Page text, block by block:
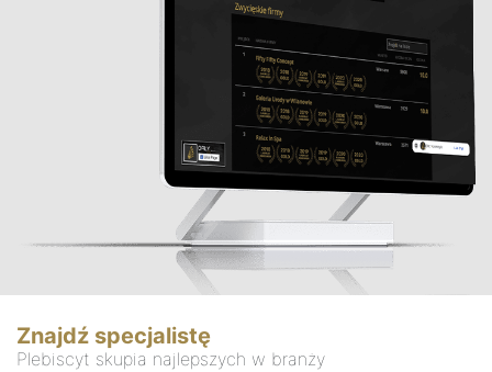
Znajdź specjalistę
Plebiscyt skupia najlepszych w branży